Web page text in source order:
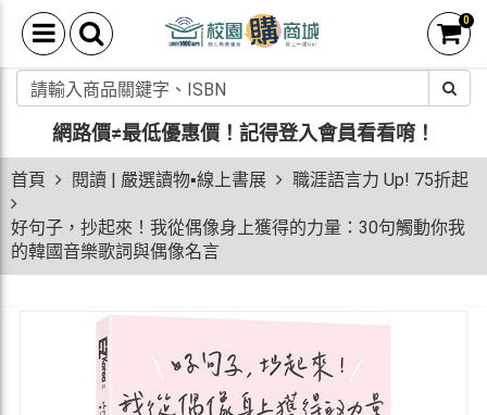
0
網路價≠最低優惠價！ 記得登入會員看看唷！
首頁 閱讀 | 嚴選讀物▪線上書展 職涯語言力 Up! 75折起
好句子，抄起來！我從偶像身上獲得的力量：30句觸動你我
的韓國音樂歌詞與偶像名言